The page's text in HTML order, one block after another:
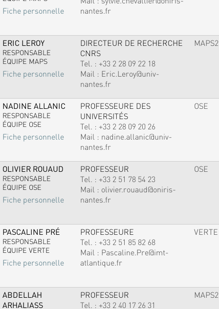
Fiche personnelle
nantes.fr
ERIC LEROY
RESPONSABLE
ÉQUIPE MAPS
Fiche personnelle
DIRECTEUR DE RECHERCHE
CNRS
Tel. : +33 2 28 09 22 18
Mail : Eric.Leroy@univ-
nantes.fr
MAPS2
NADINE ALLANIC
RESPONSABLE
ÉQUIPE OSE
Fiche personnelle
PROFESSEURE DES
UNIVERSITÉS
Tel. : +33 2 28 09 20 26
Mail : nadine.allanic@univ-
nantes.fr
OSE
OLIVIER ROUAUD
RESPONSABLE
ÉQUIPE OSE
Fiche personnelle
PROFESSEUR
Tel. : +33 2 51 78 54 23
Mail : olivier.rouaud@oniris-
nantes.fr
OSE
PASCALINE PRÉ
RESPONSABLE
ÉQUIPE VERTE
Fiche personnelle
PROFESSEURE
Tel. : +33 2 51 85 82 68
Mail : Pascaline.Pre@imt-
atlantique.fr
VERTE
ABDELLAH
ARHALIASS
PROFESSEUR
Tel. : +33 2 40 17 26 31
MAPS2